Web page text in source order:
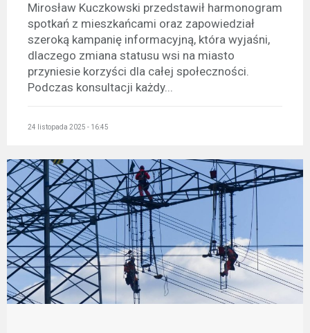
Mirosław Kuczkowski przedstawił harmonogram
spotkań z mieszkańcami oraz zapowiedział
szeroką kampanię informacyjną, która wyjaśni,
dlaczego zmiana statusu wsi na miasto
przyniesie korzyści dla całej społeczności.
Podczas konsultacji każdy...
24 listopada 2025 - 16:45